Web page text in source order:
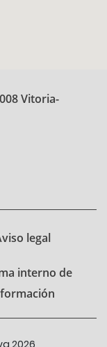
Vitoria-
legal
interno de